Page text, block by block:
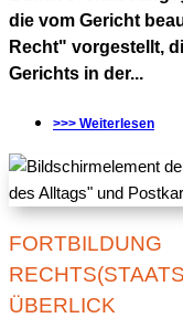
die vom Gericht
Recht" vorgestellt,
Gerichts in der...
>>> Weiterlesen
FORTBILDUNG
ÜBERLICK